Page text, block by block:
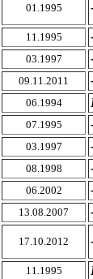
01.1995
11.1995
03.1997
09.11.2011
06.1994
07.1995
03.1997
08.1998
06.2002
13.08.2007
17.10.2012
11.1995